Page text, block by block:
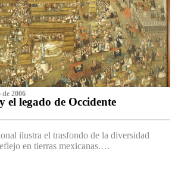
2006
el legado de Occidente
ilustra el trasfondo de la diversidad
en tierras mexicanas.…